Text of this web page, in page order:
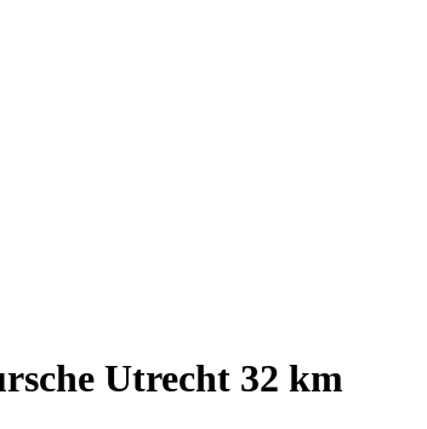
Utrecht 32 km